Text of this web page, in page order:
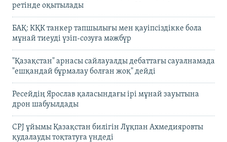
ретінде оқытылады
БАҚ: КҚК танкер тапшылығы мен қауіпсіздікке бола
мұнай тиеуді үзіп-созуға мәжбүр
"Қазақстан" арнасы сайлауалды дебаттағы сауалнамада
"ешқандай бұрмалау болған жоқ" дейді
Ресейдің Ярослав қаласындағы ірі мұнай зауытына
дрон шабуылдады
CPJ ұйымы Қазақстан билігін Лұқпан Ахмедияровты
қудалауды тоқтатуға үндеді